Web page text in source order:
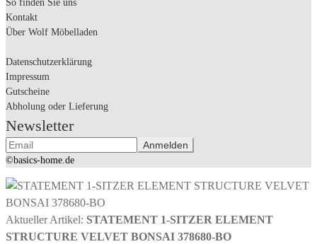
So finden Sie uns
Kontakt
Über Wolf Möbelladen
Datenschutzerklärung
Impressum
Gutscheine
Abholung oder Lieferung
Newsletter
©basics-home.de
Aktueller Artikel: STATEMENT 1-SITZER ELEMENT
STRUCTURE VELVET BONSAI 378680-BO